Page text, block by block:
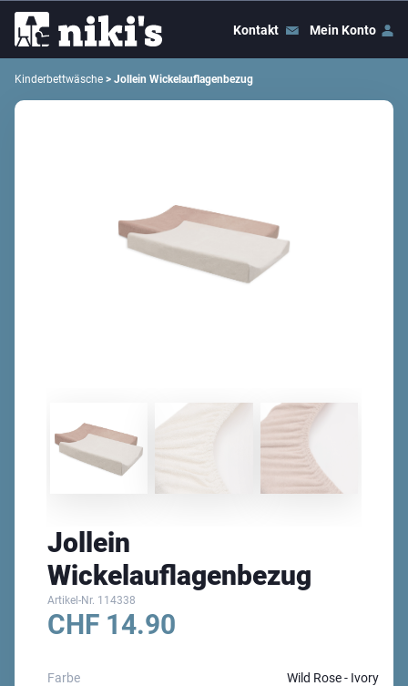
Kontakt Mein Konto
Kinderbettwäsche > Jollein Wickelauflagenbezug
Jollein
Wickelauflagenbezug
Artikel-Nr. 114338
CHF 14.90
Farbe
Wild Rose - Ivory